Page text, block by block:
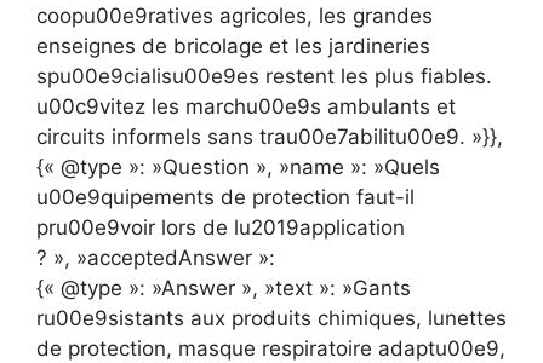
coopu00e9ratives agricoles, les grandes
enseignes de bricolage et les jardineries
spu00e9cialisu00e9es restent les plus fiables.
u00c9vitez les marchu00e9s ambulants et
circuits informels sans trau00e7abilitu00e9. »}},
{« @type »: »Question », »name »: »Quels
u00e9quipements de protection faut-il
pru00e9voir lors de lu2019application
? », »acceptedAnswer »:
{« @type »: »Answer », »text »: »Gants
ru00e9sistants aux produits chimiques, lunettes
de protection, masque respiratoire adaptu00e9,